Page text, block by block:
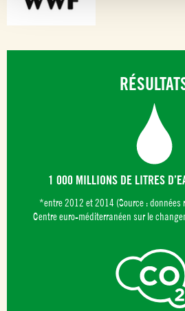
1 000 MILLIONS DE LITRES
*entre 2012 et 2014 (Source : données
Centre euro-méditerranéen sur le